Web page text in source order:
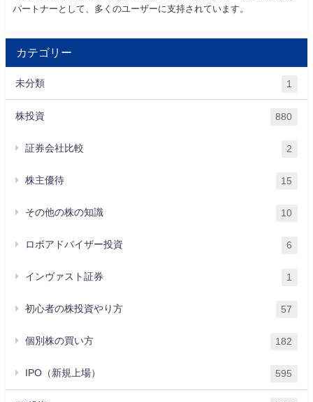
パートナーとして、多くのユーザーに支持されています。
カテゴリー
未分類 1
株投資 880
証券会社比較 2
株主優待 15
その他の株の知識 10
ロボアドバイザー投資 6
インヴァスト証券 1
初心者の株投資やり方 57
個別株の買い方 182
IPO（新規上場） 595